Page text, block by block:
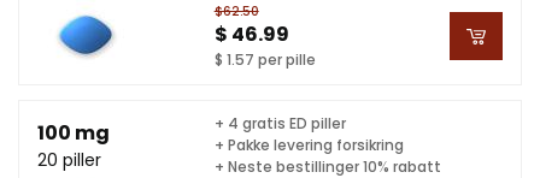
$62.50
$ 46.99
$ 1.57 per pille
100 mg
20 piller
+ 4 gratis ED piller
+ Pakke levering forsikring
+ Neste bestillinger 10% rabatt